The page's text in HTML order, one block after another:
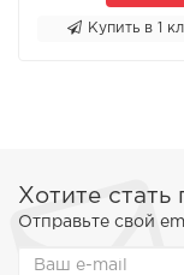
Купить в 1
Хотите стать
Отправьте свой